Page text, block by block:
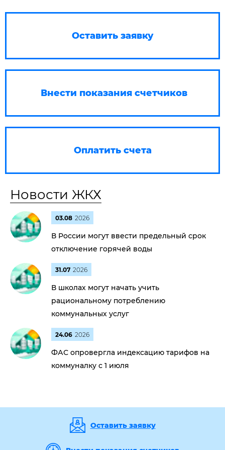
Оставить заявку
Внести показания счетчиков
Оплатить счета
Новости ЖКХ
03.08 2026
В России могут ввести предельный срок
отключение горячей воды
31.07 2026
В школах могут начать учить
рациональному потреблению
коммунальных услуг
24.06 2026
ФАС опровергла индексацию тарифов на
коммуналку с 1 июля
Оставить заявку